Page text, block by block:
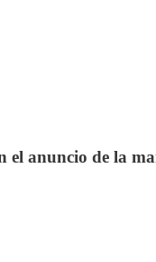
el anuncio de la